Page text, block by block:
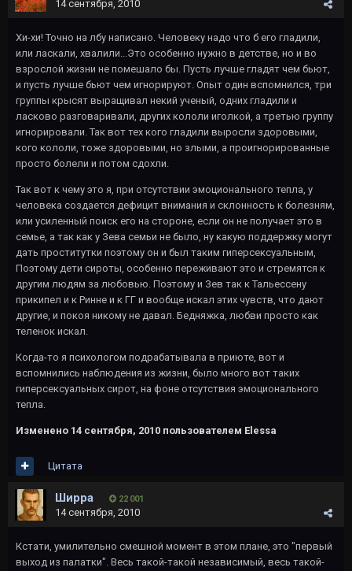
14 сентября, 2010
Хи-хи! Точно на лбу написано. Человеку надо что б его гладили,
или ласкали, хвалили...Это особенно нужно в детстве, но и во
взрослой жизни не помешало бы. Пусть лучше гладят чем бьют,
и пусть лучше бьют чем игнорируют. Опыт один вспомнился, три
группы крысят выращивал некий ученый, одних гладили и
ласково разговаривали, других кололи иголкой, а третью группу
игнорировали. Так вот тех кого гладили выросли здоровыми,
кого кололи, тоже здоровыми, но злыми, а проигнорированные
просто болели и потом сдохли.
Так вот к чему это я, при отсутствии эмоционального тепла, у
человека создается дефицит внимания и склонность к болезням,
или усиленный поиск его на стороне, если он не получает это в
семье, а так как у Зева семьи не было, ну какую поддержку могут
дать проститутки поэтому он и был таким гиперсексуальным,
Поэтому дети сироты, особенно переживают это и стремятся к
другим людям за любовью. Поэтому и Зев так к Тальессену
прикипел и к Ринне и к ГГ и вообще искал этих чувств, что дают
другие, и покоя никому не давал. Бедняжка, любви просто как
теленок искал.
Когда-то я психологом подрабатывала в приюте, вот и
вспомнились наблюдения из жизни, было много вот таких
гиперсексуальных сирот, на фоне отсутствия эмоционального
тепла.
Изменено 14 сентября, 2010 пользователем Elessa
Цитата
Ширра 22 001
14 сентября, 2010
Кстати, умилительно смешной момент в этом плане, это "первый
выход из палатки". Весь такой-такой независимый, весь такой-